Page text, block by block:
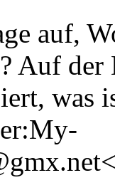
auf,
Auf
was